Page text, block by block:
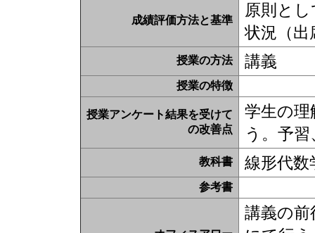
成績評価方法と基準
原則と
状況（出
授業の方法 講義
授業の特徴
授業アンケート結果を受けて
の改善点
学生の
う。予
教科書 線形代
参考書
講義の